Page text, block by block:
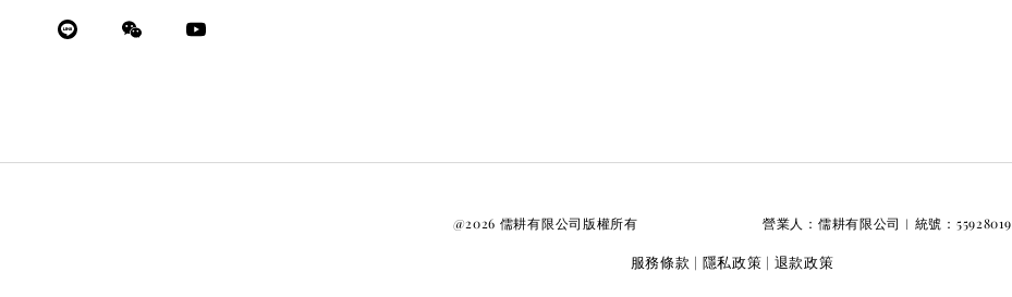
@2026 儒耕有限公司版權所有 營業人：儒耕有限公司︱統號：55928019
服務條款 | 隱私政策 | 退款政策